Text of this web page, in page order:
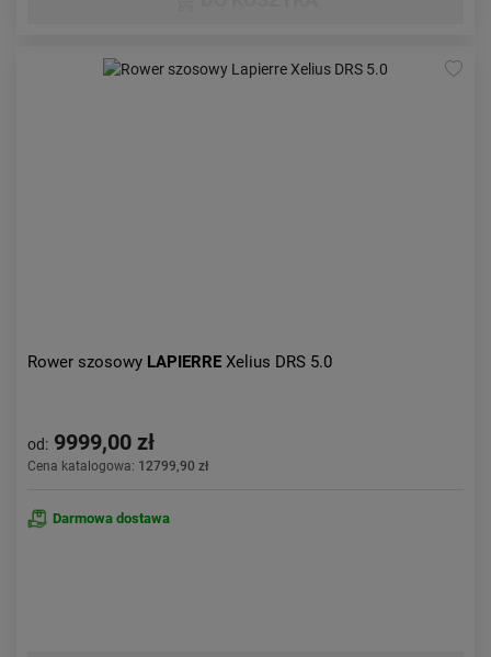
Rower szosowy LAPIERRE Xelius DRS 5.0
od: 9999,00 zł
Cena katalogowa: 12799,90 zł
Darmowa dostawa